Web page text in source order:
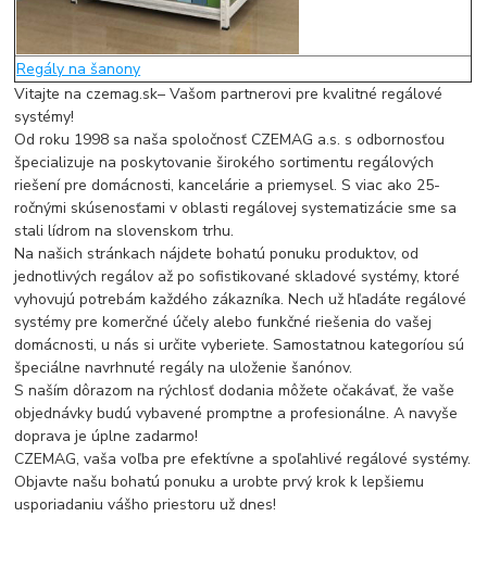
Regály na šanony
Vitajte na czemag.sk– Vašom partnerovi pre kvalitné regálové
systémy!
Od roku 1998 sa naša spoločnosť CZEMAG a.s. s odbornosťou
špecializuje na poskytovanie širokého sortimentu regálových
riešení pre domácnosti, kancelárie a priemysel. S viac ako 25-
ročnými skúsenosťami v oblasti regálovej systematizácie sme sa
stali lídrom na slovenskom trhu.
Na našich stránkach nájdete bohatú ponuku produktov, od
jednotlivých regálov až po sofistikované skladové systémy, ktoré
vyhovujú potrebám každého zákazníka. Nech už hľadáte regálové
systémy pre komerčné účely alebo funkčné riešenia do vašej
domácnosti, u nás si určite vyberiete. Samostatnou kategoríou sú
špeciálne navrhnuté regály na uloženie šanónov.
S naším dôrazom na rýchlosť dodania môžete očakávať, že vaše
objednávky budú vybavené promptne a profesionálne. A navyše
doprava je úplne zadarmo!
CZEMAG, vaša voľba pre efektívne a spoľahlivé regálové systémy.
Objavte našu bohatú ponuku a urobte prvý krok k lepšiemu
usporiadaniu vášho priestoru už dnes!